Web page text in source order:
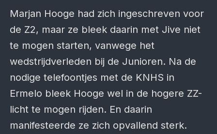
Marjan Hooge had zich ingeschreven voor
de Z2, maar ze bleek daarin met Jive niet
te mogen starten, vanwege het
wedstrijdverleden bij de Junioren. Na de
nodige telefoontjes met de KNHS in
Ermelo bleek Hooge wel in de hogere ZZ-
licht te mogen rijden. En daarin
manifesteerde ze zich opvallend sterk.